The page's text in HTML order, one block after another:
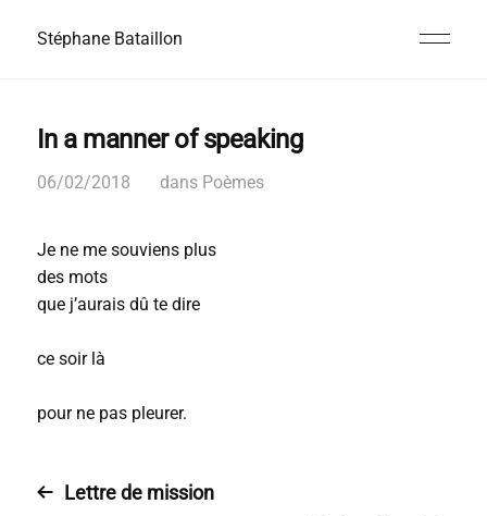
Stéphane Bataillon
In a manner of speaking
06/02/2018 dans Poèmes
Je ne me souviens plus
des mots
que j’aurais dû te dire
ce soir là
pour ne pas pleurer.
Lettre de mission